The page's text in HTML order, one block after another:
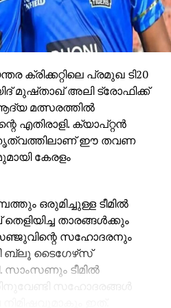
മറ്റേതെങ്കിലും
ഏർപ്പെടുന്നവർ
ക്രമീകരിക്കുക.
വിശ്രമം ഉറപ്പ്
മേയാൻ
മൃഗങ്ങളെ വെയിലത്ത്
മൃഗങ്ങൾക്കും
ഉറപ്പാക്കുക.
പാർക്ക്
ഇരുത്തി പോകാൻ
ഉപയോഗിക്കാനും മഴ
ജലം
സ്വീകരിക്കണം.
ക്രിക്കറ്റിലെ പ്രമുഖ ടി20
മുഷ്താഖ് അലി ട്രോഫിക്ക്
മത്സരത്തില്‍
എതിരാളി. ക്യാപ്റ്റന്‍
ഈ തവണ
കേരളം
ഒരുമിച്ചുള്ള ടീമില്‍
താരങ്ങള്‍ക്കും
സഞ്ജുവിന്റെ സഹോദരനും
ബ്ലൂ ടൈഗേഴ്‌സ്
സാംസണും ടീമില്‍
സഹോദരങ്ങള്‍